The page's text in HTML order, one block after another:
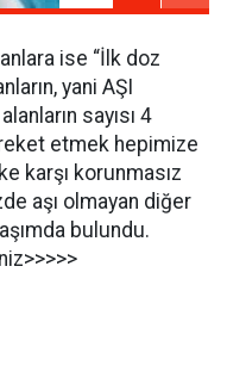
ise “İlk doz
yani AŞI
sayısı 4
etmek hepimize
karşı korunmasız
aşı olmayan diğer
bulundu.